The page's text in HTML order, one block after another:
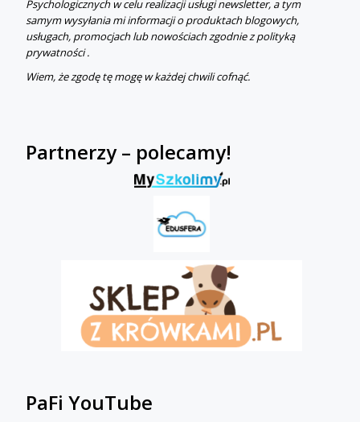
Psychologicznych w celu realizacji usługi newsletter, a tym
samym wysyłania mi informacji o produktach blogowych,
usługach, promocjach lub nowościach zgodnie z polityką
prywatności .
Wiem, że zgodę tę mogę w każdej chwili cofnąć.
Partnerzy – polecamy!
PaFi YouTube